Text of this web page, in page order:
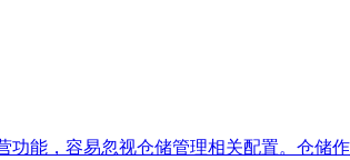
能，容易忽视仓储管理相关配置。仓储